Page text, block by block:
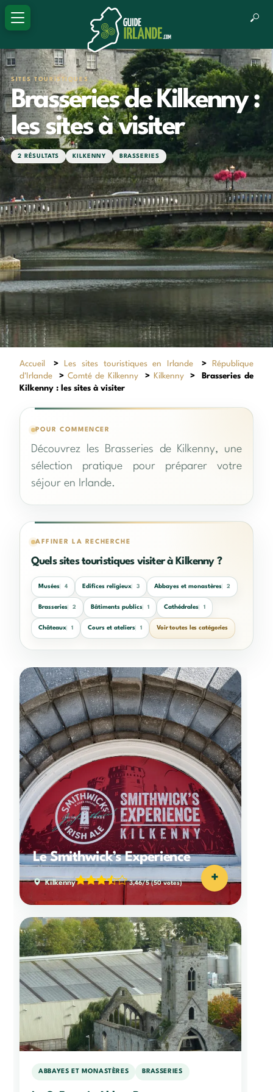
SITES TOURISTIQUES
Brasseries de Kilkenny :
les sites à visiter
2 RÉSULTATS KILKENNY BRASSERIES
Accueil > Les sites touristiques en Irlande >
République
d'Irlande
> Comté de Kilkenny > Kilkenny >
Brasseries de
Kilkenny : les sites à visiter
POUR COMMENCER
Découvrez les Brasseries de Kilkenny, une
sélection pratique pour préparer votre
séjour en Irlande.
AFFINER LA RECHERCHE
Quels sites touristiques visiter à Kilkenny ?
Musées 4 Edifices religieux 3 Abbayes et monastères 2
Brasseries 2 Bâtiments publics 1 Cathédrales 1
Châteaux 1 Cours et ateliers 1 Voir toutes les catégories
Le Smithwick’s Experience
Kilkenny 3,46/5(50 votes) +
ABBAYES ET MONASTÈRES BRASSERIES